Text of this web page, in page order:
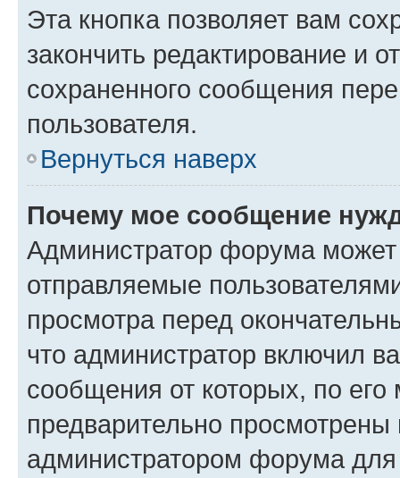
Эта кнопка позволяет вам
закончить редактирование и
сохраненного сообщения
пользователя.
Вернуться наверх
Почему мое сообщение
Администратор форума
отправляемые
просмотра перед
что администратор включил
сообщения от которых, по
предварительно
администратором форума